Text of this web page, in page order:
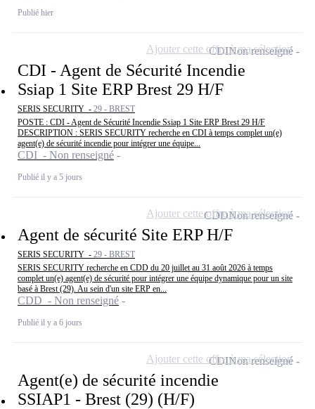
Publié hier
CDI - Agent de Sécurité Incendie
Ssiap 1 Site ERP Brest 29 H/F
SERIS SECURITY - 29 - BREST
POSTE : CDI - Agent de Sécurité Incendie Ssiap 1 Site ERP Brest 29 H/F
DESCRIPTION : SERIS SECURITY recherche en CDI à temps complet un(e)
agent(e) de sécurité incendie pour intégrer une équipe...
CDI - Non renseigné
Publié il y a 5 jours
CDINon renseigné
Ajouter cette offre à ma sélection
Agent de sécurité Site ERP H/F
SERIS SECURITY - 29 - BREST
SERIS SECURITY recherche en CDD du 20 juillet au 31 août 2026 à temps
complet un(e) agent(e) de sécurité pour intégrer une équipe dynamique pour un site
basé à Brest (29). Au sein d'un site ERP en...
CDD - Non renseigné
Publié il y a 6 jours
CDDNon renseigné
Ajouter cette offre à ma sélection
Agent(e) de sécurité incendie
SSIAP1 - Brest (29) (H/F)
CDINon renseigné
Ajouter cette offre à ma sélection